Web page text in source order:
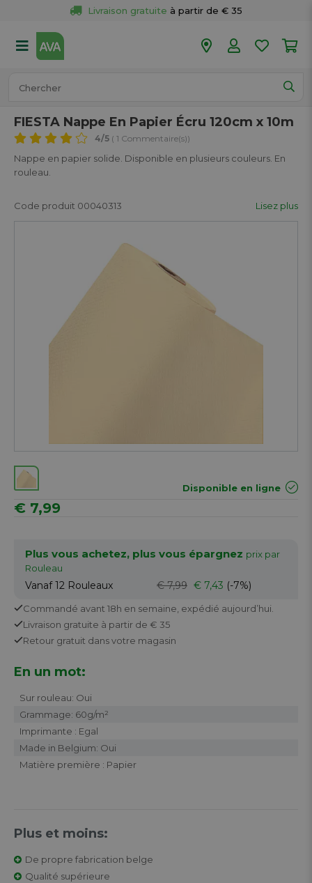
Livraison gratuite à partir de € 35
50 magasins
FIESTA Nappe En Papier Écru 120cm x 10m
4/5 ( 1 Commentaire(s))
Nappe en papier solide. Disponible en plusieurs couleurs. En
rouleau.
Code produit 00040313 Lisez plus
Disponible en ligne
€ 7,99
Plus vous achetez, plus vous épargnez prix par
Rouleau
Vanaf 12 Rouleaux € 7,99 € 7,43 (-7%)
Commandé avant 18h en semaine, expédié aujourd’hui.
Livraison gratuite à partir de € 35
Retour gratuit dans votre magasin
En un mot:
Sur rouleau: Oui
Grammage: 60g/m²
Imprimante : Egal
Made in Belgium: Oui
Matière première : Papier
Plus et moins:
De propre fabrication belge
Qualité supérieure